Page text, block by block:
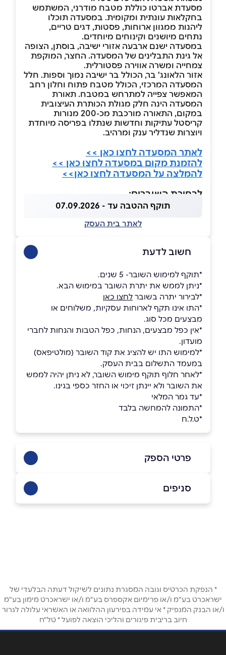
מסעדת אברטו כוללת מטבח מודרני, המשתמש
בחקלאות עונתית ומקומית. במסעדה תוכלו
ליהנות ממגוון ארוחות, פסטות, דגים טריים,
נתחים מיושנים וקינוחים מיוחדים.
במסעדה ישנם ארבעה אזורי ישיבה, בוסתן, הצופה
אל גינת התבלינים של המסעדה. החצר, המוקפת
צמחייה ומשרה אווירה פסטורלית.
אזור הלאונג' בר, הכולל בר ישיבה נמוך וספות. חלל
המסעדה המרכזי, הכולל מטבח פתוח וחלון רחב
המאפשר צפייה למתרחש במטבח. תאורת
המסעדה הינה חלק מגולת הכותרת העיצובית
במקום, התאורה מורכבת מכ-200 מנורות
קריסטל עתיקות וחדשות שנתלו בפריסה מיוחדת
ויוצרות שנדליר ענק ומרהיב.
לאתר המסעדה לחצו כאן >>
להזמנת מקום במסעדה לחצו כאן >>
להמלצה על המסעדה לחצו כאן>>
לבחירת השוברים:
תוקף ההטבה עד - 07.09.2026
לאתר בית העסק
חשוב לדעת
*תוקף למימוש השובר- 5 שנים.
*ניתן לממש את יתרת השובר במימוש הבא.
*לבירור יתרה בשובר לחצו כאן
*התו אינו תקף לארוחות עסקיות, משלוחים או
מבצעים מכל סוג.
*אין כפל מבצעים, הנחות, כפל הטבות והנחות לחברי
מועדון.
*למימוש התו יש להציג את קוד השובר (מולטיפאס)
במעמד התשלום בבית העסק.
*לאחר חלוף תוקף מימוש השובר, לא ניתן יהיה לממש
את השובר ולא יינתן זיכוי או החזר כספי בגינו.
*עד גמר המלאי
*התמונה להמחשה בלבד
*ט.ל.ח
פרטי הספק
באתר בפייסבוק באינסטגרם
טלפון*
אימייל *
סניפים
* הנפקת הכרטיס וגובה המסגרת נתונים לשיקול דעתה הבלעדי של
ישראכרט בע"מ ו/או פרימיום אקספרס בע"מ ו/או ישראכרט מימון בע"מ
ו/או הבנק המנפיק * אי עמידה בפירעון ההלוואה או האשראי עלולה לגרור
חיוב בריבית פיגורים והליכי הוצאה לפועל * טל"ח